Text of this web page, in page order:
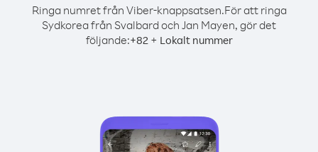
Ringa numret från Viber-knappsatsen.För att ringa
Sydkorea från Svalbard och Jan Mayen, gör det
följande:+82+ Lokalt nummer